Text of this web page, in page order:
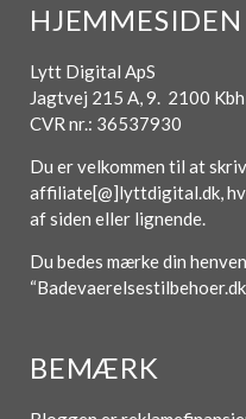
HJEMMESIDEN
Lytt Digital ApS
Jagtvej 215 A, 9. 2100
CVR nr.: 36537930
Du er velkommen til at
affiliate[@]lyttdigital.dk,
af siden eller lignende.
Du bedes mærke din
BEMÆRK